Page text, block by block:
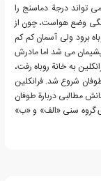
تواند درجة دماسنج را
وضع هواست، چون از
برود ولی آسمان کم کم
پشیمان می شد اما مادرش
به خانة روباه رفت،
شروع شد. فرانکلین
مطالبی دربارة طوفان
گروه سنی «الف» و «ب»